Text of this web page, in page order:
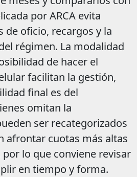
por ARCA evita
de oficio, recargos y la
régimen. La modalidad
de hacer el
facilitan la gestión,
final es del
omitan la
ser recategorizados
afrontar cuotas más altas
lo que conviene revisar
en tiempo y forma.